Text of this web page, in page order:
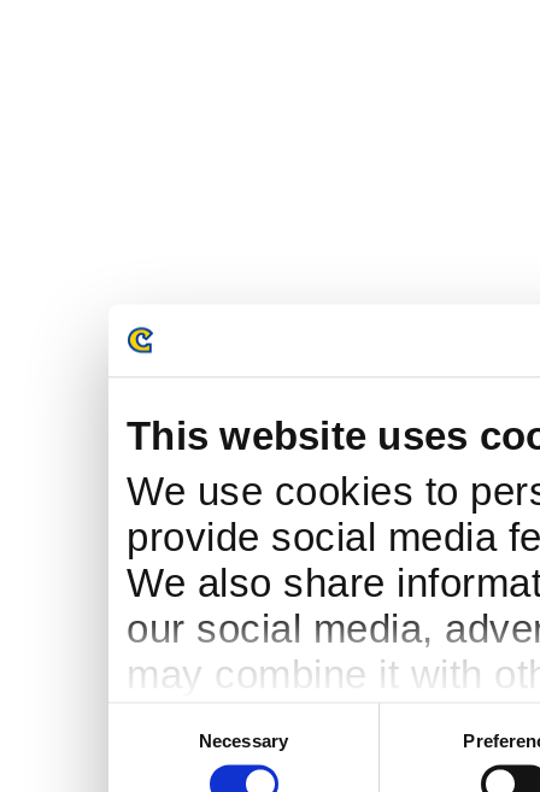
This website uses
We use cookies to
provide social media
We also share
our social media,
may combine it with
services.
Necessary